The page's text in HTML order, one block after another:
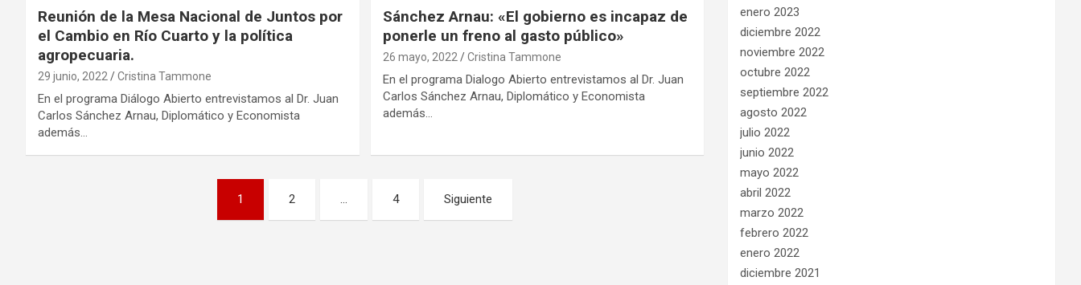
Reunión de la Mesa Nacional de Juntos por
el Cambio en Río Cuarto y la política
agropecuaria.
29 junio, 2022 Cristina Tammone
En el programa Diálogo Abierto entrevistamos al Dr. Juan
Carlos Sánchez Arnau, Diplomático y Economista
además…
Sánchez Arnau: «El gobierno es incapaz de
ponerle un freno al gasto público»
26 mayo, 2022 Cristina Tammone
En el programa Dialogo Abierto entrevistamos al Dr. Juan
Carlos Sánchez Arnau, Diplomático y Economista
además…
1 2 … 4 Siguiente
enero 2023
diciembre 2022
noviembre 2022
octubre 2022
septiembre 2022
agosto 2022
julio 2022
junio 2022
mayo 2022
abril 2022
marzo 2022
febrero 2022
enero 2022
diciembre 2021